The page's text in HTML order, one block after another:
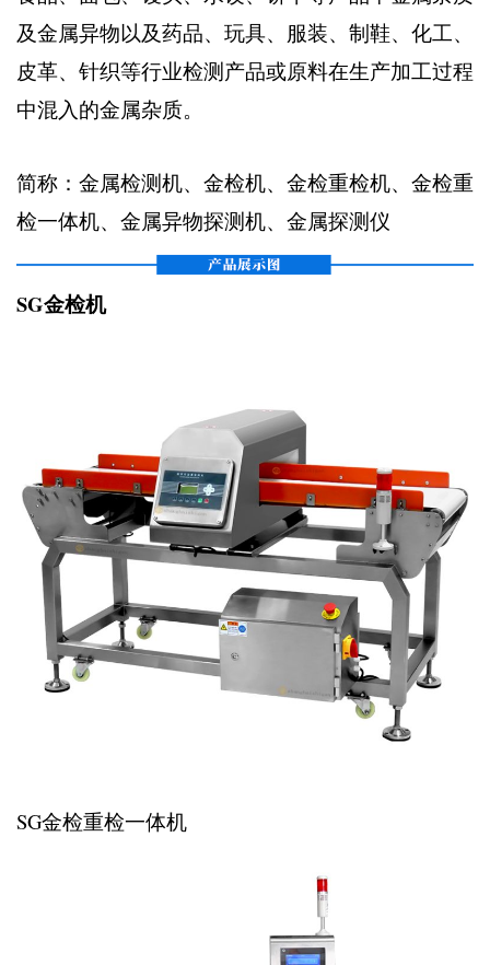
及金属异物以及药品、玩具、服装、制鞋、化工、
皮革、针织等行业检测产品或原料在生产加工过程
中混入的金属杂质。
简称：金属检测机、金检机、金检重检机、金检重
检一体机、金属异物探测机、金属探测仪
SG金检机
SG金检重检一体机